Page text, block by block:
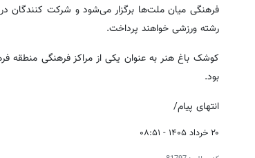
فرهنگی میان ملت‌ها برگزار می‌شود و شرکت ‌کنندگان
رشته ورزشی خواهند پرداخت.
کوشک باغ هنر به عنوان یکی از مراکز فرهنگی منطقه
بود.
انتهای پیام/
۲۰ خرداد ۱۴۰۵ - ۰۸:۵۱